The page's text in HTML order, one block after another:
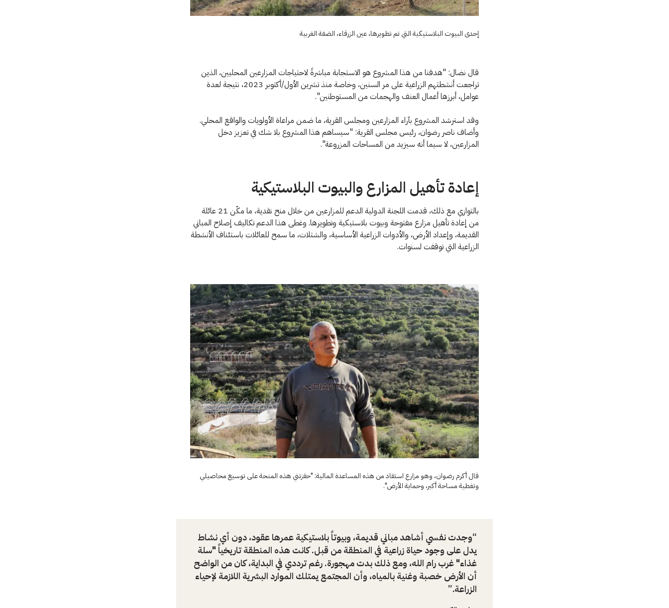
إحدى البيوت البلاستيكية التي تم تطويرها، عين الزرقاء، الضفة الغربية
قال نضال: "هدفنا من هذا المشروع هو الاستجابة مباشرةً لاحتياجات المزارعين المحليين، الذين
تراجعت أنشطتهم الزراعية على مر السنين، وخاصة منذ تشرين الأول/أكتوبر 2023، نتيجة لعدة
عوامل، أبرزها أعمال العنف والهجمات من المستوطنين".
وقد استرشد المشروع بآراء المزارعين ومجلس القرية، ما ضمن مراعاة الأولويات والواقع المحلي.
وأضاف ناصر رضوان، رئيس مجلس القرية: "سيساهم هذا المشروع بلا شك في تعزيز دخل
المزارعين، لا سيما أنه سيزيد من المساحات المزروعة".
إعادة تأهيل المزارع والبيوت البلاستيكية
بالتوازي مع ذلك، قدمت اللجنة الدولية الدعم للمزارعين من خلال منح نقدية، ما مكّن 21 عائلة
من إعادة تأهيل مزارع مفتوحة وبيوت بلاستيكية وتطويرها. وغطى هذا الدعم تكاليف إصلاح المباني
القديمة، وإعداد الأرض، والأدوات الزراعية الأساسية، والشتلات، ما سمح للعائلات باستئناف الأنشطة
الزراعية التي توقفت لسنوات.
قال أكرم رضوان، وهو مزارع استفاد من هذه المساعدة المالية: "حفزتني هذه المنحة على توسيع محاصيلي
وتغطية مساحة أكبر، وحماية الأرض".
وجدت نفسي أشاهد مباني قديمة، وبيوتاً بلاستيكية عمرها عقود، دون أي نشاط
يدل على وجود حياة زراعية في المنطقة من قبل. كانت هذه المنطقة تاريخياً "سلة
غذاء" غرب رام الله، ومع ذلك بدت مهجورة. رغم ترددي في البداية، كان من الواضح
أن الأرض خصبة وغنية بالمياه، وأن المجتمع يمتلك الموارد البشرية اللازمة لإحياء
الزراعة.